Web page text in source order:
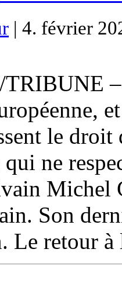
| 4. février
le droit
ne
Michel
Son
Le retour